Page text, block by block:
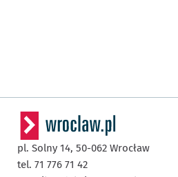
pl. Solny 14, 50-062 Wrocław
tel. 71 776 71 42